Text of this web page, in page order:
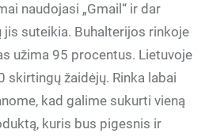
naudojasi „Gmail“ ir dar
suteikia. Buhalterijos rinkoje
užima 95 procentus. Lietuvoje
skirtingų žaidėjų. Rinka labai
kad galime sukurti vieną
kuris bus pigesnis ir